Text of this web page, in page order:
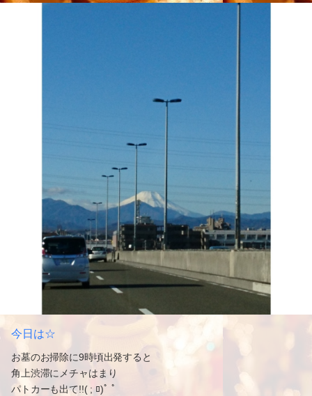
今日は☆
お墓のお掃除に9時頃出発すると
角上渋滞にメチャはまり
パトカーも出て!!( ; ﾛ)ﾟ ﾟ